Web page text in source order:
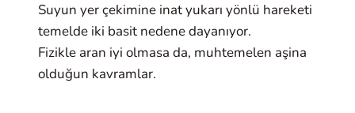
Suyun yer çekimine inat yukarı yönlü hareketi
temelde iki basit nedene dayanıyor.
Fizikle aran iyi olmasa da, muhtemelen aşina
olduğun kavramlar.